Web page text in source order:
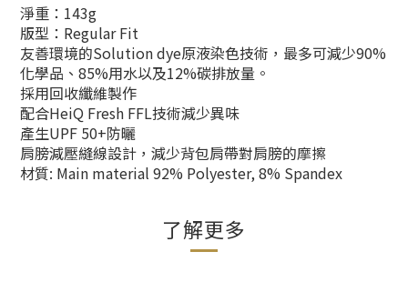
淨重：143g
版型：Regular Fit
友善環境的Solution dye原液染色技術，最多可減少90%
化學品、85%用水以及12%碳排放量。
採用回收纖維製作
配合HeiQ Fresh FFL技術減少異味
產生UPF 50+防曬
肩膀減壓縫線設計，減少背包肩帶對肩膀的摩擦
材質: Main material 92% Polyester, 8% Spandex
了解更多